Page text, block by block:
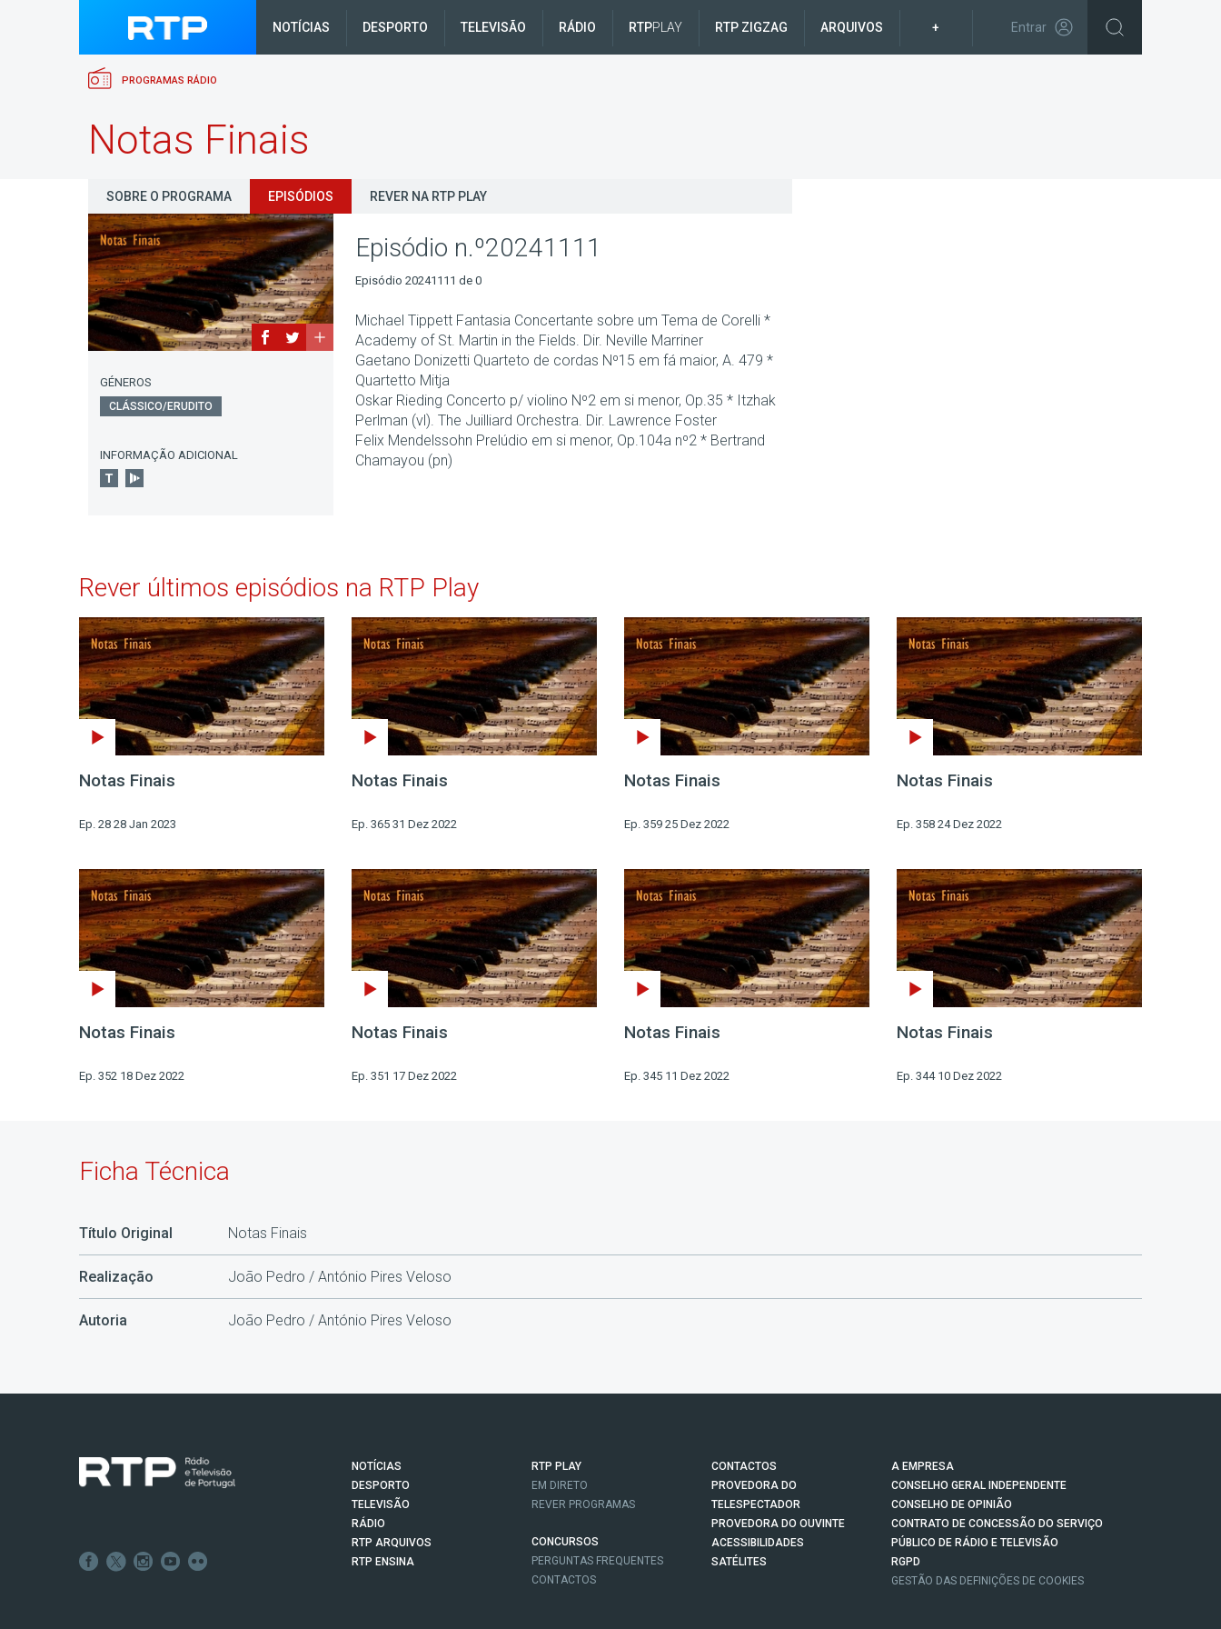
NOTÍCIAS DESPORTO TELEVISÃO RÁDIO RTPPLAY RTP ZIGZAG ARQUIVOS + Entrar
PROGRAMAS RÁDIO
Notas Finais
SOBRE O PROGRAMA EPISÓDIOS REVER NA RTP PLAY
GÉNEROS
CLÁSSICO/ERUDITO
INFORMAÇÃO ADICIONAL
Episódio n.º20241111
Episódio 20241111 de 0
Michael Tippett Fantasia Concertante sobre um Tema de Corelli *
Academy of St. Martin in the Fields. Dir. Neville Marriner
Gaetano Donizetti Quarteto de cordas Nº15 em fá maior, A. 479 *
Quartetto Mitja
Oskar Rieding Concerto p/ violino Nº2 em si menor, Op.35 * Itzhak
Perlman (vl). The Juilliard Orchestra. Dir. Lawrence Foster
Felix Mendelssohn Prelúdio em si menor, Op.104a nº2 * Bertrand
Chamayou (pn)
Rever últimos episódios na RTP Play
Notas Finais
Ep. 28 28 Jan 2023
Notas Finais
Ep. 365 31 Dez 2022
Notas Finais
Ep. 359 25 Dez 2022
Notas Finais
Ep. 358 24 Dez 2022
Notas Finais
Ep. 352 18 Dez 2022
Notas Finais
Ep. 351 17 Dez 2022
Notas Finais
Ep. 345 11 Dez 2022
Notas Finais
Ep. 344 10 Dez 2022
Ficha Técnica
Título Original Notas Finais
Realização João Pedro / António Pires Veloso
Autoria João Pedro / António Pires Veloso
NOTÍCIAS
DESPORTO
TELEVISÃO
RÁDIO
RTP ARQUIVOS
RTP ENSINA
RTP PLAY
EM DIRETO
REVER PROGRAMAS
CONCURSOS
PERGUNTAS FREQUENTES
CONTACTOS
CONTACTOS
PROVEDORA DO
TELESPECTADOR
PROVEDORA DO OUVINTE
ACESSIBILIDADES
SATÉLITES
A EMPRESA
CONSELHO GERAL INDEPENDENTE
CONSELHO DE OPINIÃO
CONTRATO DE CONCESSÃO DO SERVIÇO
PÚBLICO DE RÁDIO E TELEVISÃO
RGPD
GESTÃO DAS DEFINIÇÕES DE COOKIES